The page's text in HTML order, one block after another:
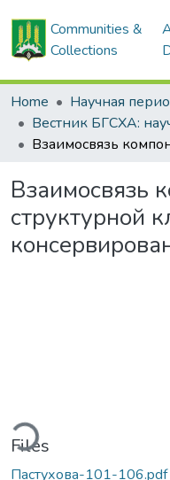
Communities &
Collections
Home
Взаимосвязь
структурной
Files
Пастухова-101-106.pdf